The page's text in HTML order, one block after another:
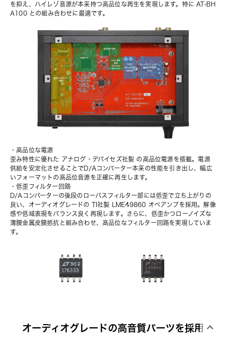
を抑え、ハイレゾ音源が本来持つ高品位な再生を実現します。特に AT-BH
A100 との組み合わせに最適です。
・高品位な電源
歪み特性に優れた アナログ・デバイセズ社製 の高品位電源を搭載。電源
供給を安定化させることでD/Aコンバーター本来の性能を引き出し、幅広
いフォーマットの高品位音源を正確に再生します。
・低歪フィルター回路
D/Aコンバーターの後段のローパスフィルター部には低歪で立ち上がりの
良い、オーディオグレードの TI社製 LME49860 オペアンプを採用。解像
感や低域表現をバランス良く再現します。さらに、低歪かつローノイズな
薄膜金属皮膜抵抗と組み合わせ、高品位なフィルター回路を実現していま
す。
オーディオグレードの高音質パーツを採用